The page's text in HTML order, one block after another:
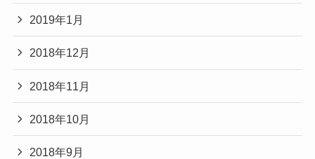
2019年1月
2018年12月
2018年11月
2018年10月
2018年9月